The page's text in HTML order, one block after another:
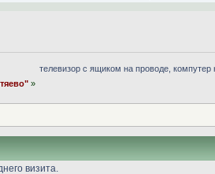
»
телевизор с ящиком на проводе, компутер
визита.